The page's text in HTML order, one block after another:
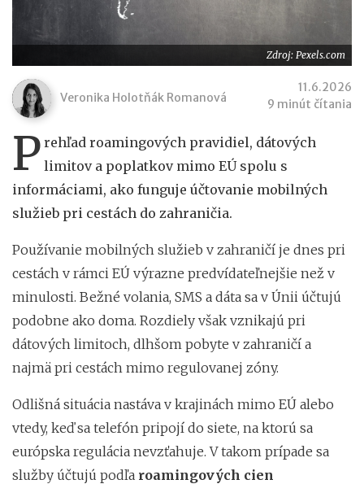
Zdroj: Pexels.com
Veronika Holotňák Romanová
11.6.2026
9 minút čítania
P rehľad roamingových pravidiel, dátových
limitov a poplatkov mimo EÚ spolu s
informáciami, ako funguje účtovanie mobilných
služieb pri cestách do zahraničia.
Používanie mobilných služieb v zahraničí je dnes pri
cestách v rámci EÚ výrazne predvídateľnejšie než v
minulosti. Bežné volania, SMS a dáta sa v Únii účtujú
podobne ako doma. Rozdiely však vznikajú pri
dátových limitoch, dlhšom pobyte v zahraničí a
najmä pri cestách mimo regulovanej zóny.
Odlišná situácia nastáva v krajinách mimo EÚ alebo
vtedy, keď sa telefón pripojí do siete, na ktorú sa
európska regulácia nevzťahuje. V takom prípade sa
služby účtujú podľa roamingových cien